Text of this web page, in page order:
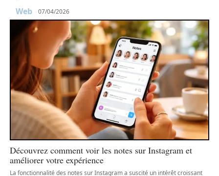
Web 07/04/2026
Découvrez comment voir les notes sur Instagram et
améliorer votre expérience
La fonctionnalité des notes sur Instagram a suscité un intérêt croissant